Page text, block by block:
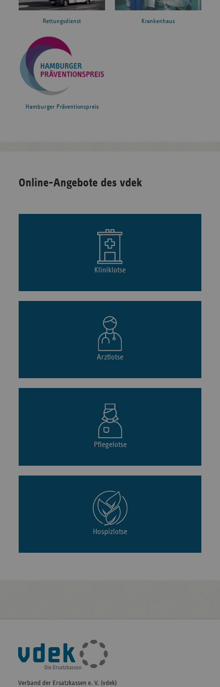
Rettungsdienst Krankenhaus
Hamburger Präventionspreis
Online-Angebote des vdek
Kliniklotse
Arztlotse
Pflegelotse
Hospizlotse
Fußleisten-
Navigation
Verband der Ersatzkassen e. V. (vdek)